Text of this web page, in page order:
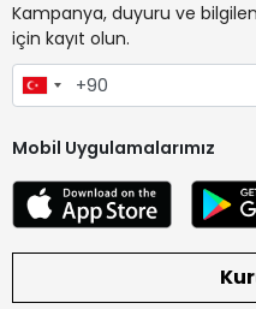
Kampanya, duyuru ve
için kayıt olun.
Mobil Uygulamalarımız